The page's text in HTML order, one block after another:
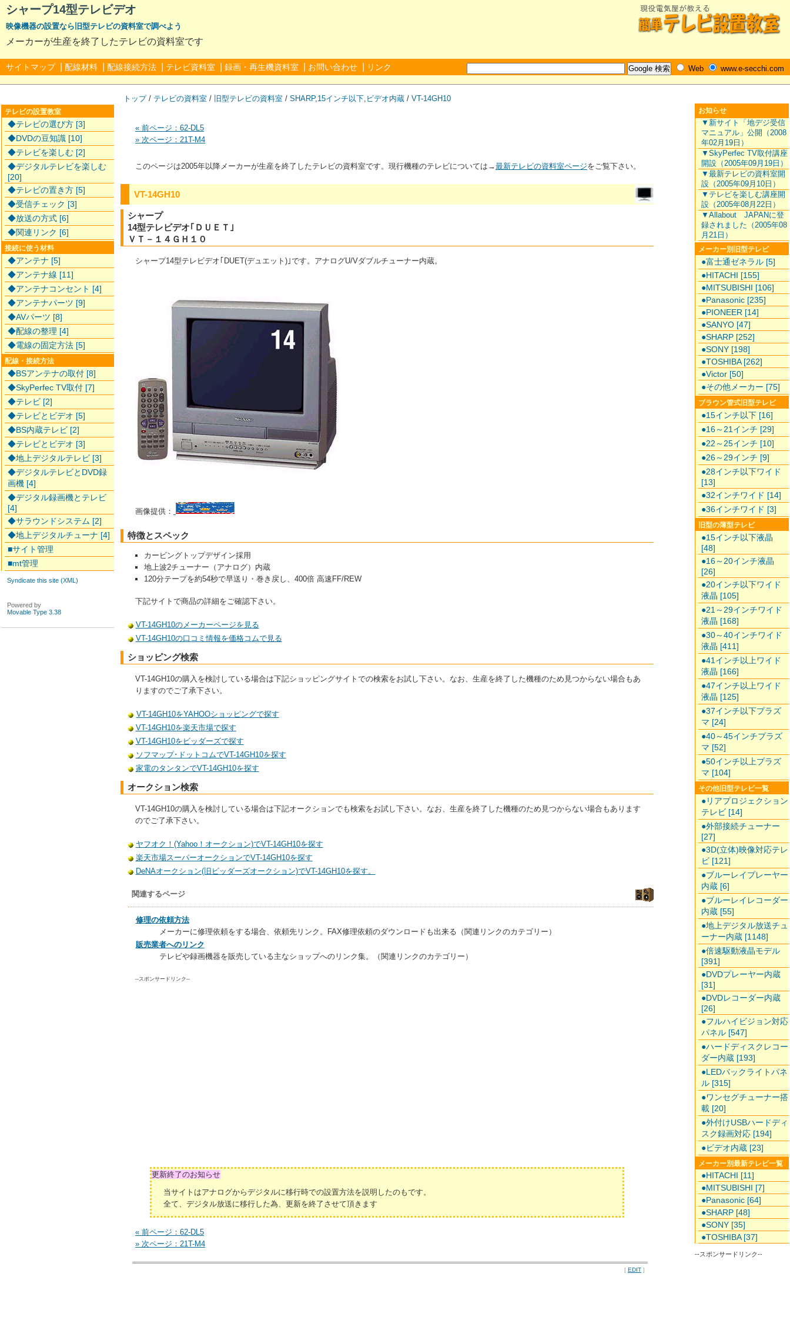
シャープ14型テレビデオ
映像機器の設置なら旧型テレビの資料室で調べよう
メーカーが生産を終了したテレビの資料室です
Web www.e-secchi.com
サイトマップ 配線材料 配線接続方法 テレビ資料室 録画・再生機資料室 お問い合わせ リンク
トップ/ テレビの資料室 / 旧型テレビの資料室 / SHARP,15インチ以下, ビデオ内蔵 / VT-14GH10
« 前ページ：62-DL5
» 次ページ：21T-M4
このページは2005年以降メーカーが生産を終了したテレビの資料室です。現行機種のテレビについては→最新テレビの資料室ページをご覧下さい。
VT-14GH10
シャープ
14型テレビデオ｢ＤＵＥＴ｣
ＶＴ－１４ＧＨ１０
シャープ14型テレビデオ｢DUET(デュエット)｣です。アナログU/Vダブルチューナー内蔵。
画像提供：
特徴とスペック
カービングトップデザイン採用
地上波2チューナー（アナログ）内蔵
120分テープを約54秒で早送り・巻き戻し、400倍 高速FF/REW
下記サイトで商品の詳細をご確認下さい。
VT-14GH10のメーカーページを見る
VT-14GH10の口コミ情報を価格コムで見る
ショッピング検索
VT-14GH10の購入を検討している場合は下記ショッピングサイトでの検索をお試し下さい。なお、生産を終了した機種のため見つからない場合もあ
りますのでご了承下さい。
VT-14GH10をYAHOOショッピングで探す
VT-14GH10を楽天市場で探す
VT-14GH10をビッダーズで探す
ソフマップ･ドットコムでVT-14GH10を探す
家電のタンタンでVT-14GH10を探す
オークション検索
VT-14GH10の購入を検討している場合は下記オークションでも検索をお試し下さい。なお、生産を終了した機種のため見つからない場合もあります
のでご了承下さい。
ヤフオク！(Yahoo！オークション)でVT-14GH10を探す
楽天市場スーパーオークションでVT-14GH10を探す
DeNAオークション(旧ビッダーズオークション)でVT-14GH10を探す。
関連するページ
修理の依頼方法
メーカーに修理依頼をする場合、依頼先リンク。FAX修理依頼のダウンロードも出来る（関連リンクのカテゴリー）
販売業者へのリンク
テレビや録画機器を販売している主なショップへのリンク集。（関連リンクのカテゴリー）
--スポンサードリンク--
更新終了のお知らせ
当サイトはアナログからデジタルに移行時での設置方法を説明したのもです。
全て、デジタル放送に移行した為、更新を終了させて頂きます
« 前ページ：62-DL5
» 次ページ：21T-M4
[ EDIT ]
テレビの設置教室
◆テレビの選び方 [3]
◆DVDの豆知識 [10]
◆テレビを楽しむ [2]
◆デジタルテレビを楽しむ
[20]
◆テレビの置き方 [5]
◆受信チェック [3]
◆放送の方式 [6]
◆関連リンク [6]
接続に使う材料
◆アンテナ [5]
◆アンテナ線 [11]
◆アンテナコンセント [4]
◆アンテナパーツ [9]
◆AVパーツ [8]
◆配線の整理 [4]
◆電線の固定方法 [5]
配線・接続方法
◆BSアンテナの取付 [8]
◆SkyPerfec TV取付 [7]
◆テレビ [2]
◆テレビとビデオ [5]
◆BS内蔵テレビ [2]
◆テレビとビデオ [3]
◆地上デジタルテレビ [3]
◆デジタルテレビとDVD録
画機 [4]
◆デジタル録画機とテレビ
[4]
◆サラウンドシステム [2]
◆地上デジタルチューナ [4]
■サイト管理
■mt管理
Syndicate this site (XML)
Powered by
Movable Type 3.38
お知らせ
▼新サイト「地デジ受信
マニュアル」公開（2008
年02月19日）
▼SkyPerfec TV取付講座
開設（2005年09月19日）
▼最新テレビの資料室開
設（2005年09月10日）
▼テレビを楽しむ講座開
設（2005年08月22日）
▼Allabout JAPANに登
録されました（2005年08
月21日）
メーカー別旧型テレビ
●富士通ゼネラル [5]
●HITACHI [155]
●MITSUBISHI [106]
●Panasonic [235]
●PIONEER [14]
●SANYO [47]
●SHARP [252]
●SONY [198]
●TOSHIBA [262]
●Victor [50]
●その他メーカー [75]
ブラウン管式旧型テレビ
●15インチ以下 [16]
●16～21インチ [29]
●22～25インチ [10]
●26～29インチ [9]
●28インチ以下ワイド
[13]
●32インチワイド [14]
●36インチワイド [3]
旧型の薄型テレビ
●15インチ以下液晶
[48]
●16～20インチ液晶
[26]
●20インチ以下ワイド
液晶 [105]
●21～29インチワイド
液晶 [168]
●30～40インチワイド
液晶 [411]
●41インチ以上ワイド
液晶 [166]
●47インチ以上ワイド
液晶 [125]
●37インチ以下プラズ
マ [24]
●40～45インチプラズ
マ [52]
●50インチ以上プラズ
マ [104]
その他旧型テレビ一覧
●リアプロジェクション
テレビ [14]
●外部接続チューナー
[27]
●3D(立体)映像対応テレ
ビ [121]
●ブルーレイプレーヤー
内蔵 [6]
●ブルーレイレコーダー
内蔵 [55]
●地上デジタル放送チュ
ーナー内蔵 [1148]
●倍速駆動液晶モデル
[391]
●DVDプレーヤー内蔵
[31]
●DVDレコーダー内蔵
[26]
●フルハイビジョン対応
パネル [547]
●ハードディスクレコー
ダー内蔵 [193]
●LEDバックライトパネ
ル [315]
●ワンセグチューナー搭
載 [20]
●外付けUSBハードディ
スク録画対応 [194]
●ビデオ内蔵 [23]
メーカー別最新テレビ一覧
●HITACHI [11]
●MITSUBISHI [7]
●Panasonic [64]
●SHARP [48]
●SONY [35]
●TOSHIBA [37]
--スポンサードリンク--